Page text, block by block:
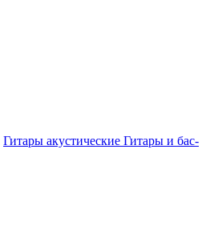
Гитары акустические Гитары и бас-